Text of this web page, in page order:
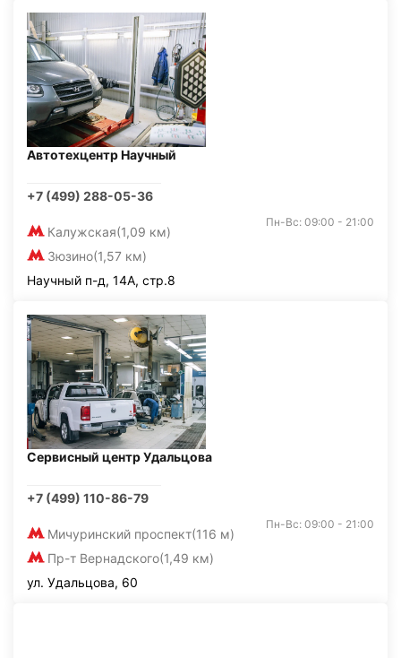
Автотехцентр Научный
+7 (499) 288-05-36
Калужская(1,09 км)
Зюзино(1,57 км)
Пн-Вс: 09:00 - 21:00
Научный п-д, 14А, стр.8
Сервисный центр Удальцова
+7 (499) 110-86-79
Мичуринский проспект(116 м)
Пр-т Вернадского(1,49 км)
Пн-Вс: 09:00 - 21:00
ул. Удальцова, 60